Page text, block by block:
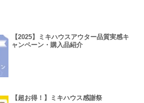
【2025】ミキハウスアウター品質実感キ
ャンペーン・購入品紹介
【超お得！】ミキハウス感謝祭